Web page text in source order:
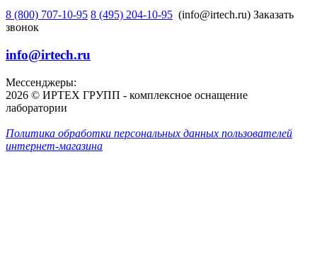
8 (800) 707-10-95 8 (495) 204-10-95 (info@irtech.ru) Заказать
звонок
info@irtech.ru
Мессенджеры:
2026 © ИРТЕХ ГРУПП - комплексное оснащение
лаборатории
Политика обработки персональных данных пользователей
интернет-магазина